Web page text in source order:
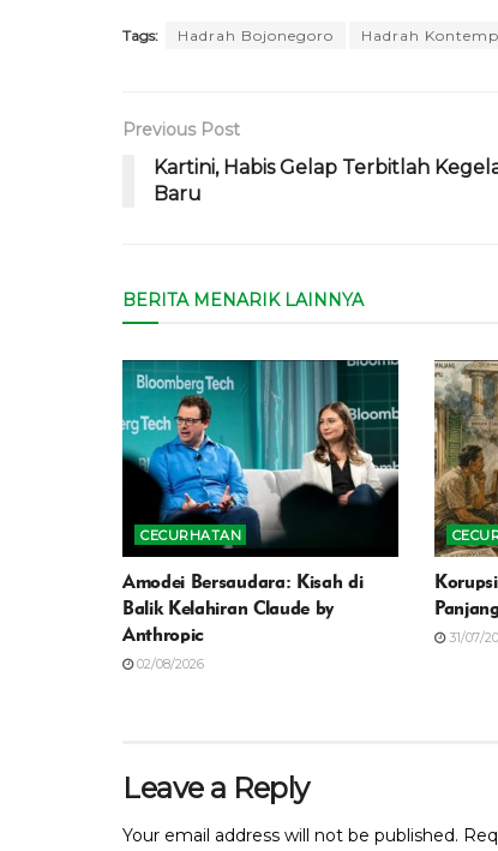
Tags: Hadrah Bojonegoro Hadrah
Previous Post
Kartini, Habis Gelap Terbitlah
Baru
BERITA MENARIK LAINNYA
CECURHATAN
Amodei Bersaudara: Kisah di
Balik Kelahiran Claude by
Anthropic
02/08/2026
31/07/
Leave a Reply
Your email address will not be published.